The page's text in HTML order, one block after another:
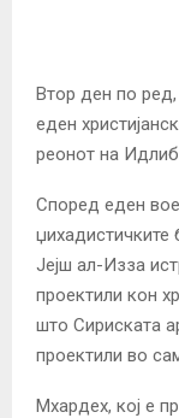
Втор ден по ред,
еден
реонот на
Според еден
џихадистичките
Јејш ал-Изза
проектили кон
што Сириската
проектили во
Мхардех, кој е